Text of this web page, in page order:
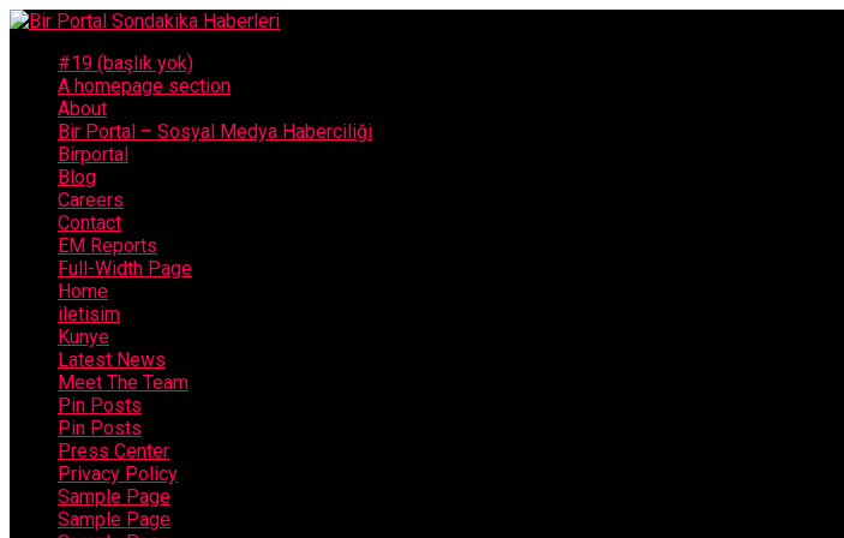
#19 (başlık yok)
A homepage section
About
Bir Portal – Sosyal Medya Haberciliği
Birportal
Blog
Careers
Contact
EM Reports
Full-Width Page
Home
iletisim
Kunye
Latest News
Meet The Team
Pin Posts
Pin Posts
Press Center
Privacy Policy
Sample Page
Sample Page